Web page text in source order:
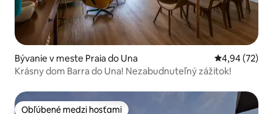
Bývanie v meste Praia do Una Priemerné
4,94 (72)
Krásny dom Barra do Una! Nezabudnuteľný zážitok!
Obľúbené medzi hosťami